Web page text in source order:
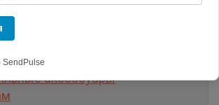
записные книжки
аксессуары
SendPulse